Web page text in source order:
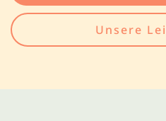
Unsere